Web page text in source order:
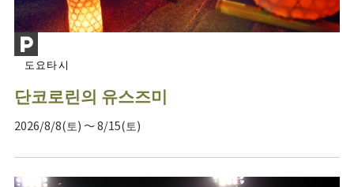
도요타시
단코로린의 유스즈미
2026/8/8(토) ～ 8/15(토)